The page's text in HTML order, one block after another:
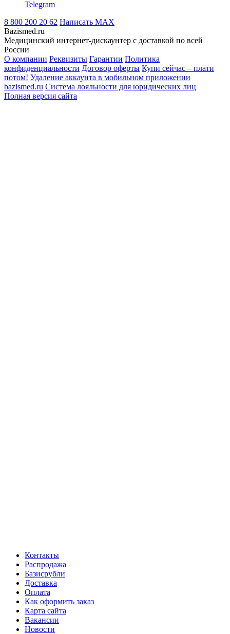
Telegram
8 800 200 20 62 Написать MAX
Bazismed.ru
Медицинский интернет-дискаунтер с доставкой по всей
России
О компании Реквизиты Гарантии Политика
конфиденциальности Договор оферты Купи сейчас – плати
потом! Удаление аккаунта в мобильном приложении
bazismed.ru Система лояльности для юридических лиц
Полная версия сайта
Контакты
Распродажа
Базисрубли
Доставка
Оплата
Как оформить заказ
Карта сайта
Вакансии
Новости